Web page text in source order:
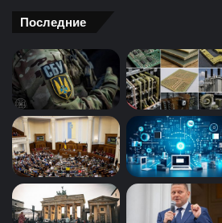
Последние